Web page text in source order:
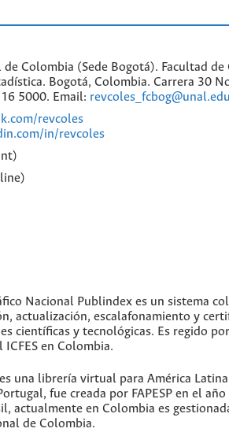
Colombia (Sede Bogotá). Facultad de
Bogotá, Colombia. Carrera 30
5000. Email:
revcoles
in/revcoles
Nacional Publindex es un sistema
actualización, escalafonamiento y
científicas y tecnológicas. Es regido por
ICFES en Colombia.
una librería virtual para América
fue creada por FAPESP en el
actualmente en Colombia es
de Colombia.